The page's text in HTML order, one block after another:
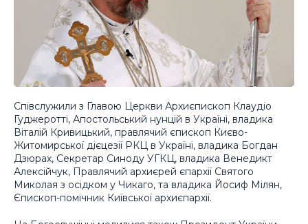
Співслужили з Главою Церкви Архиєпископ Клаудіо
Гуджеротті, Апостольський нунцій в Україні, владика
Віталій Кривицький, правлячий єпископ Києво-
Житомирської дієцезії РКЦ в Україні, владика Богдан
Дзюрах, Секретар Синоду УГКЦ, владика Венедикт
Алексійчук, Правлячий архиєрей єпархії Святого
Миколая з осідком у Чикаго, та владика Йосиф Мілян,
Єпископ-помічник Київської архиєпархії.